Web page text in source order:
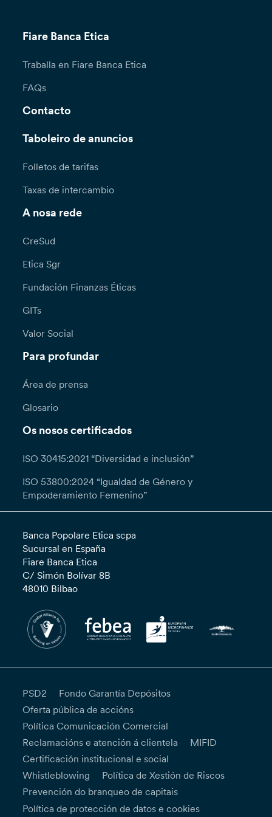
Fiare Banca Etica
Traballa en Fiare Banca Etica
FAQs
Contacto
Taboleiro de anuncios
Folletos de tarifas
Taxas de intercambio
A nosa rede
CreSud
Etica Sgr
Fundación Finanzas Éticas
GITs
Valor Social
Para profundar
Área de prensa
Glosario
Os nosos certificados
ISO 30415:2021 “Diversidad e inclusión”
ISO 53800:2024 “Igualdad de Género y
Empoderamiento Femenino”
Banca Popolare Etica scpa
Sucursal en España
Fiare Banca Etica
C/ Simón Bolívar 8B
48010 Bilbao
PSD2
Fondo Garantía Depósitos
Oferta pública de accións
Política Comunicación Comercial
Reclamacións e atención á clientela
MIFID
Certificación institucional e social
Whistleblowing
Política de Xestión de Riscos
Prevención do branqueo de capitais
Política de protección de datos e cookies